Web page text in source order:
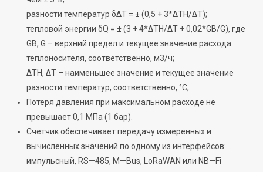
разности температур δΔT = ±(0,5 +3*ΔTН/ΔT);
тепловой энергии δQ = ±(3 +4*ΔTН/ΔT +0,02*GВ/G), где
GВ, G – верхний предел и текущее значение расхода
теплоносителя, соответственно, м3/ч;
ΔTН, ΔT – наименьшее значение и текущее значение
разности температур, соответственно, °C;
Потеря давления при максимальном расходе не
превышает 0,1 МПа (1 бар).
Счетчикобеспечиваетпередачуизмеренных и
вычисленных значений по одному из интерфейсов:
импульсный, RS—485, M—Bus, LoRaWAN или NB—Fi